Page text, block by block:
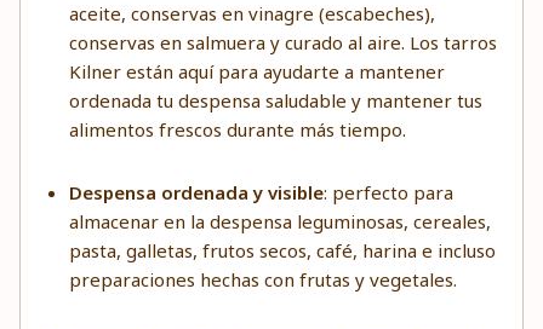
aceite, conservas en vinagre (escabeches),
conservas en salmuera y curado al aire. Los tarros
Kilner están aquí para ayudarte a mantener
ordenada tu despensa saludable y mantener tus
alimentos frescos durante más tiempo.
Despensa ordenada y visible: perfecto para
almacenar en la despensa leguminosas, cereales,
pasta, galletas, frutos secos, café, harina e incluso
preparaciones hechas con frutas y vegetales.